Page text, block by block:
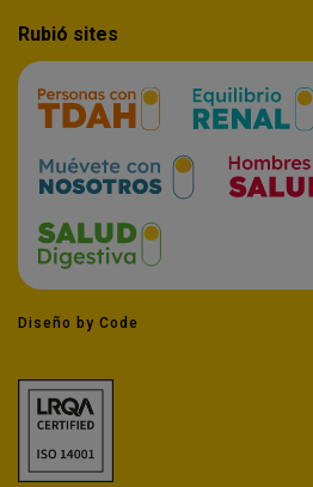
Rubió sites
Diseño by Code